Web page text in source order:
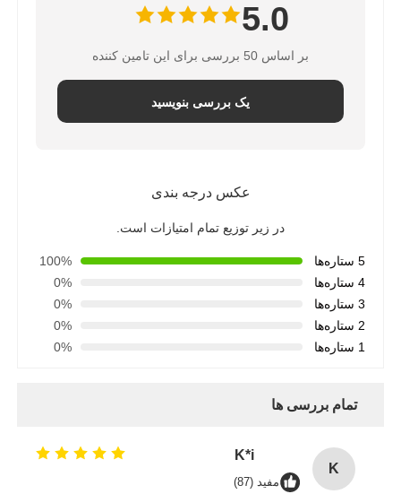
خانه فیلتر آب
لوازم اتصال فیلتر آب
غشای RO صنعتی
مخزن تحت فشار FRP
5.0
بر اساس 50 بررسی برای این تامین کننده
یک بررسی بنویسید
عکس درجه بندی
در زیر توزیع تمام امتیازات است.
5 ستاره‌ها
100%
4 ستاره‌ها
0%
3 ستاره‌ها
0%
2 ستاره‌ها
0%
1 ستاره‌ها
0%
تمام بررسی ها
K
K*i
مفید (87)